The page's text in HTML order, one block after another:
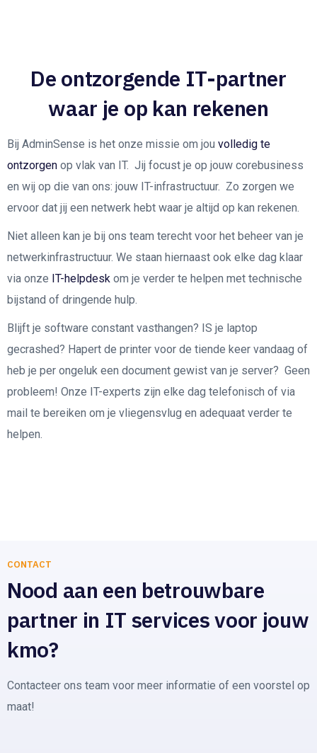
De ontzorgende IT-partner
waar je op kan rekenen
Bij AdminSense is het onze missie om jou volledig te
ontzorgen op vlak van IT. Jij focust je op jouw corebusiness
en wij op die van ons: jouw IT-infrastructuur. Zo zorgen we
ervoor dat jij een netwerk hebt waar je altijd op kan rekenen.
Niet alleen kan je bij ons team terecht voor het beheer van je
netwerkinfrastructuur. We staan hiernaast ook elke dag klaar
via onze IT-helpdesk om je verder te helpen met technische
bijstand of dringende hulp.
Blijft je software constant vasthangen? IS je laptop
gecrashed? Hapert de printer voor de tiende keer vandaag of
heb je per ongeluk een document gewist van je server? Geen
probleem! Onze IT-experts zijn elke dag telefonisch of via
mail te bereiken om je vliegensvlug en adequaat verder te
helpen.
CONTACT
Nood aan een betrouwbare
partner in IT services voor jouw
kmo?
Contacteer ons team voor meer informatie of een voorstel op
maat!